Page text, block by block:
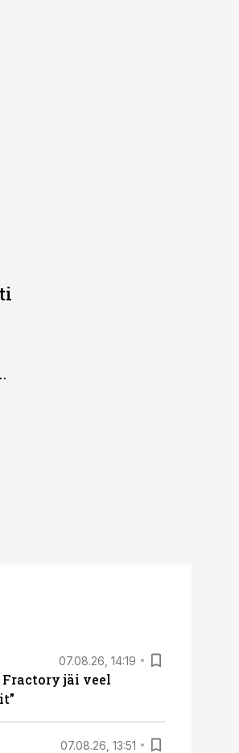
07.08.26, 14:19
jäi veel
07.08.26, 13:51